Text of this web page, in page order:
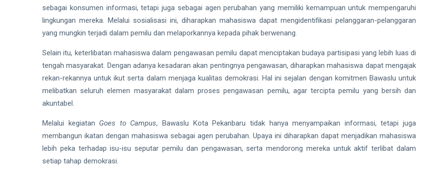
sebagai konsumen informasi, tetapi juga sebagai agen perubahan yang memiliki kemampuan untuk mempengaruhi
lingkungan mereka. Melalui sosialisasi ini, diharapkan mahasiswa dapat mengidentifikasi pelanggaran-pelanggaran
yang mungkin terjadi dalam pemilu dan melaporkannya kepada pihak berwenang.
Selain itu, keterlibatan mahasiswa dalam pengawasan pemilu dapat menciptakan budaya partisipasi yang lebih luas di
tengah masyarakat. Dengan adanya kesadaran akan pentingnya pengawasan, diharapkan mahasiswa dapat mengajak
rekan-rekannya untuk ikut serta dalam menjaga kualitas demokrasi. Hal ini sejalan dengan komitmen Bawaslu untuk
melibatkan seluruh elemen masyarakat dalam proses pengawasan pemilu, agar tercipta pemilu yang bersih dan
akuntabel.
Melalui kegiatan Goes to Campus, Bawaslu Kota Pekanbaru tidak hanya menyampaikan informasi, tetapi juga
membangun ikatan dengan mahasiswa sebagai agen perubahan. Upaya ini diharapkan dapat menjadikan mahasiswa
lebih peka terhadap isu-isu seputar pemilu dan pengawasan, serta mendorong mereka untuk aktif terlibat dalam
setiap tahap demokrasi.